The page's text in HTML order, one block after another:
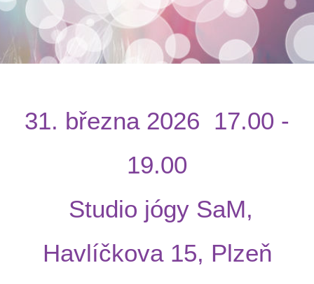
31. března 2026 17.00 -
19.00
Studio jógy SaM,
Havlíčkova 15, Plzeň